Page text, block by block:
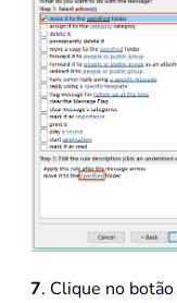
7. Clique no botão